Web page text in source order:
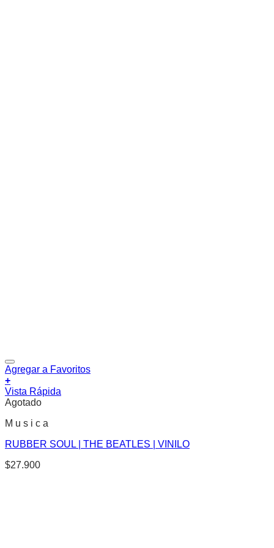
Agregar a Favoritos
+
Vista Rápida
Agotado
M u s i c a
RUBBER SOUL | THE BEATLES | VINILO
$27.900